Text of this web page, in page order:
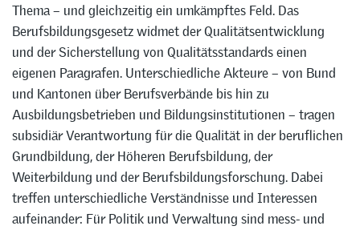
Thema – und gleichzeitig ein umkämpftes Feld. Das
Berufsbildungsgesetz widmet der Qualitätsentwicklung
und der Sicherstellung von Qualitätsstandards einen
eigenen Paragrafen. Unterschiedliche Akteure – von Bund
und Kantonen über Berufsverbände bis hin zu
Ausbildungsbetrieben und Bildungsinstitutionen – tragen
subsidiär Verantwortung für die Qualität in der beruflichen
Grundbildung, der Höheren Berufsbildung, der
Weiterbildung und der Berufsbildungsforschung. Dabei
treffen unterschiedliche Verständnisse und Interessen
aufeinander: Für Politik und Verwaltung sind mess- und